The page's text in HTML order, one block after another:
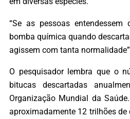
“Se as pessoas
bomba química quando
agissem com tanta
O pesquisador lembra que o
bitucas descartadas
Organização Mundial da
aproximadamente 12 trilhões